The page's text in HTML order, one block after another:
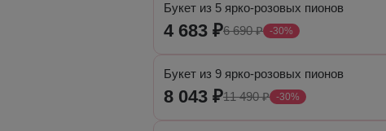
Букет из 5 ярко-розовых пионов
4 683 ₽6 690 ₽ -30%
Букет из 9 ярко-розовых пионов
8 043 ₽11 490 ₽ -30%